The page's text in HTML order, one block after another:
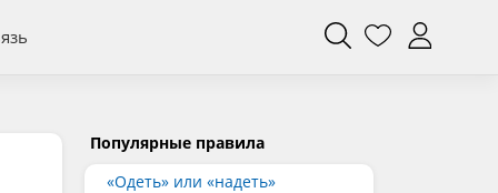
Популярные правила
«Одеть» или «надеть»